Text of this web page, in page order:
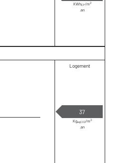
KWhEP/m2
.an
Logement
37
KgeqCO2/m2
.an